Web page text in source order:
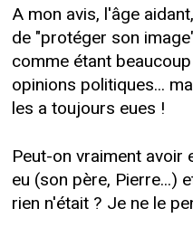
A mon avis, l'âge
de "protéger son
comme étant
opinions politiques...
les a toujours eues !
Peut-on vraiment avoir
eu (son père, Pierre...)
rien n'était ? Je ne le